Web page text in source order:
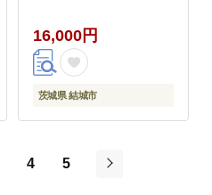
城県 結城市 《8月下
旬-9月下旬頃出荷予
定》 會澤ぶどう・キウ
イフルーツ園 【配送不
16,000円
茨城県 結城市
4
5